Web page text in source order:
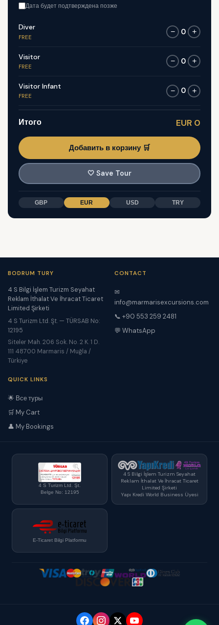
Дата будет подтверждена позже
Diver
FREE
− 0 +
Visitor
FREE
− 0 +
Visitor Infant
FREE
− 0 +
Итого EUR 0
Добавить в корзину 🛒
🤍 Save Tour
GBP EUR USD TRY
BODRUM TURY
4 S Bilgi İşlem Turizm Seyahat
Reklam İthalat Ve İhracat Ticaret
Limited Şirketi
4 S Turizm Ltd. Şt. — TÜRSAB No:
12195
Siteler Mah. 206 Sok. No. 2 K. 1 D.
111 48700 Marmaris / Muğla /
Türkiye
CONTACT
✉
info@marmarisexcursions.com
📞 +90 553 259 2481
💬 WhatsApp
QUICK LINKS
🌟 Все туры
🛒 My Cart
👤 My Bookings
4 S Turizm Ltd. Şt.
Belge No: 12195
4 S Bilgi İşlem Turizm Seyahat
Reklam İthalat Ve İhracat Ticaret
Limited Şirketi
Yapı Kredi World Business Üyesi
E-Ticaret Bilgi Platformu